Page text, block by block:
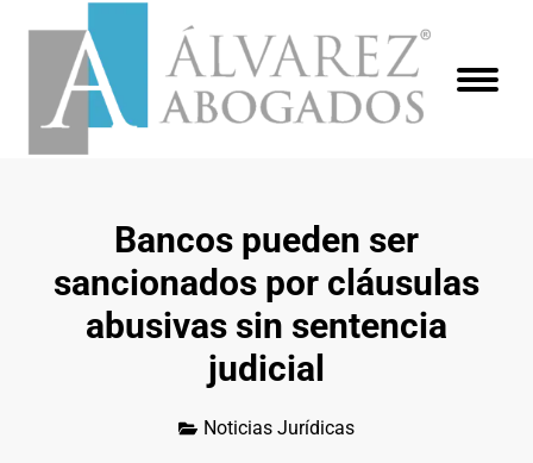
Bancos pueden ser
sancionados por cláusulas
abusivas sin sentencia
judicial
Noticias Jurídicas